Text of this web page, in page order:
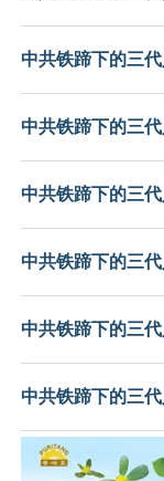
中共铁蹄下的三代
中共铁蹄下的三代
中共铁蹄下的三代
中共铁蹄下的三代
中共铁蹄下的三
中共铁蹄下的三代